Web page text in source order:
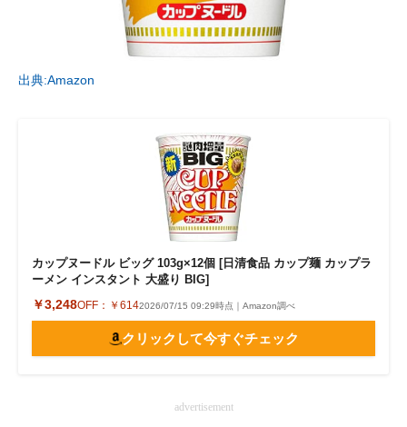
出典:Amazon
カップヌードル ビッグ 103g×12個 [日清食品 カップ麺 カップラ
ーメン インスタント 大盛り BIG]
￥3,248OFF： ￥6142026/07/15 09:29時点｜Amazon調べ
クリックして今すぐチェック
advertisement